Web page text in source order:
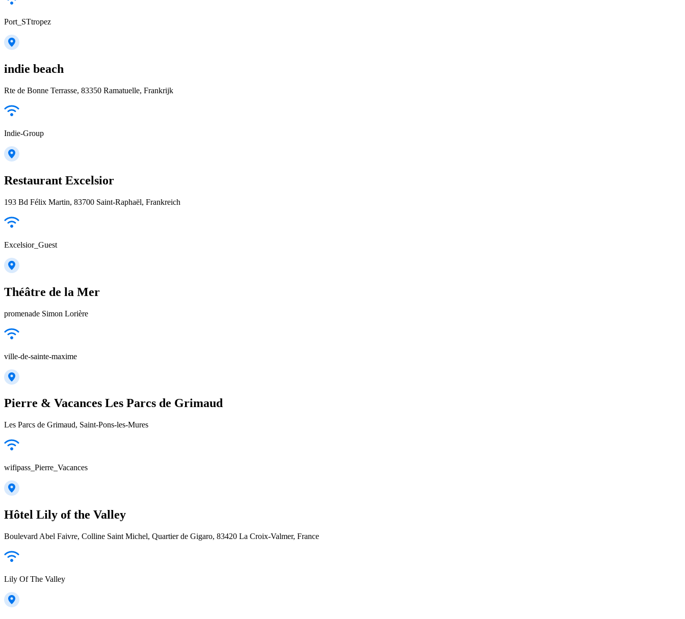
Port_STtropez
indie beach
Rte de Bonne Terrasse, 83350 Ramatuelle, Frankrijk
Indie-Group
Restaurant Excelsior
193 Bd Félix Martin, 83700 Saint-Raphaël, Frankreich
Excelsior_Guest
Théâtre de la Mer
promenade Simon Lorière
ville-de-sainte-maxime
Pierre & Vacances Les Parcs de Grimaud
Les Parcs de Grimaud, Saint-Pons-les-Mures
wifipass_Pierre_Vacances
Hôtel Lily of the Valley
Boulevard Abel Faivre, Colline Saint Michel, Quartier de Gigaro, 83420 La Croix-Valmer, France
Lily Of The Valley